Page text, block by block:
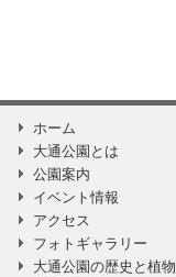
ホーム
大通公園とは
公園案内
イベント情報
アクセス
フォトギャラリー
大通公園の歴史と植物